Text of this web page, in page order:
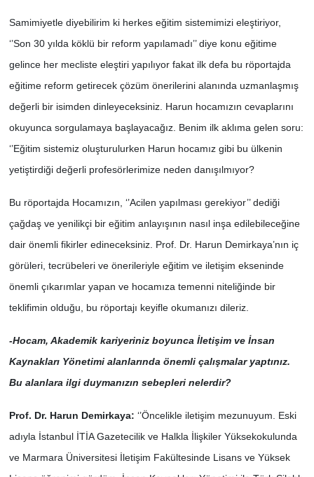
Samimiyetle diyebilirim ki herkes eğitim sistemimizi eleştiriyor,
‘’Son 30 yılda köklü bir reform yapılamadı’’ diye konu eğitime
gelince her mecliste eleştiri yapılıyor fakat ilk defa bu röportajda
eğitime reform getirecek çözüm önerilerini alanında uzmanlaşmış
değerli bir isimden dinleyeceksiniz. Harun hocamızın cevaplarını
okuyunca sorgulamaya başlayacağız. Benim ilk aklıma gelen soru:
‘’Eğitim sistemiz oluşturulurken Harun hocamız gibi bu ülkenin
yetiştirdiği değerli profesörlerimize neden danışılmıyor?
Bu röportajda Hocamızın, ‘’Acilen yapılması gerekiyor’’ dediği
çağdaş ve yenilikçi bir eğitim anlayışının nasıl inşa edilebileceğine
dair önemli fikirler edineceksiniz. Prof. Dr. Harun Demirkaya’nın iç
görüleri, tecrübeleri ve önerileriyle eğitim ve iletişim ekseninde
önemli çıkarımlar yapan ve hocamıza temenni niteliğinde bir
teklifimin olduğu, bu röportajı keyifle okumanızı dileriz.
-Hocam, Akademik kariyeriniz boyunca İletişim ve İnsan
Kaynakları Yönetimi alanlarında önemli çalışmalar yaptınız.
Bu alanlara ilgi duymanızın sebepleri nelerdir?
Prof. Dr. Harun Demirkaya: ‘’Öncelikle iletişim mezunuyum. Eski
adıyla İstanbul İTİA Gazetecilik ve Halkla İlişkiler Yüksekokulunda
ve Marmara Üniversitesi İletişim Fakültesinde Lisans ve Yüksek